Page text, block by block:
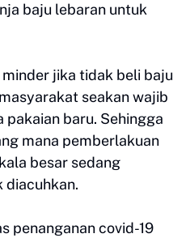
baju lebaran untuk
jika tidak beli baju
seakan wajib
baru. Sehingga
mana pemberlakuan
besar sedang
diacuhkan.
penanganan covid-19